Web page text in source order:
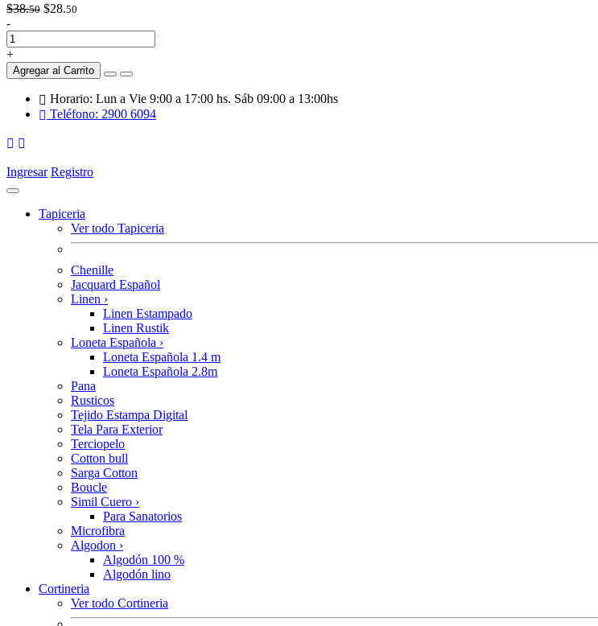
$38.50 $28.50
-
+
Agregar al Carrito
Horario: Lun a Vie 9:00 a 17:00 hs. Sáb 09:00 a 13:00hs
Teléfono: 2900 6094
Ingresar Registro
Tapiceria
Ver todo Tapiceria
Chenille
Jacquard Español
Linen ›
Linen Estampado
Linen Rustik
Loneta Española ›
Loneta Española 1.4 m
Loneta Española 2.8m
Pana
Rusticos
Tejido Estampa Digital
Tela Para Exterior
Terciopelo
Cotton bull
Sarga Cotton
Boucle
Simil Cuero ›
Para Sanatorios
Microfibra
Algodon ›
Algodón 100 %
Algodón lino
Cortineria
Ver todo Cortineria